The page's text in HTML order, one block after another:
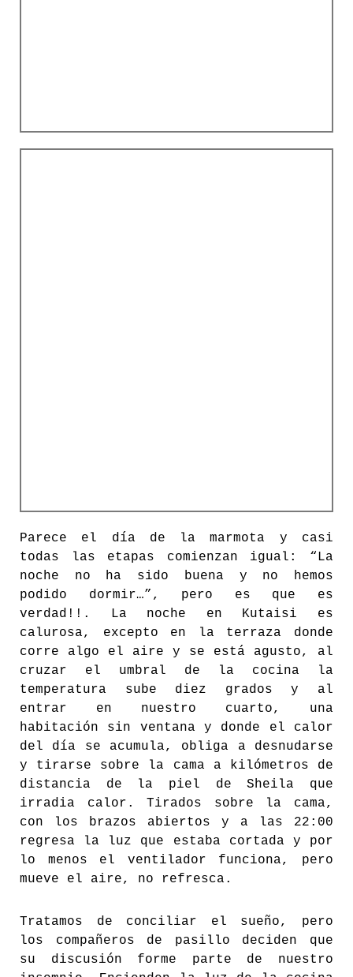
Parece el día de la marmota y casi
todas las etapas comienzan igual: “La
noche no ha sido buena y no hemos
podido dormir…”, pero es que es
verdad!!. La noche en Kutaisi es
calurosa, excepto en la terraza donde
corre algo el aire y se está agusto, al
cruzar el umbral de la cocina la
temperatura sube diez grados y al
entrar en nuestro cuarto, una
habitación sin ventana y donde el calor
del día se acumula, obliga a desnudarse
y tirarse sobre la cama a kilómetros de
distancia de la piel de Sheila que
irradia calor. Tirados sobre la cama,
con los brazos abiertos y a las 22:00
regresa la luz que estaba cortada y por
lo menos el ventilador funciona, pero
mueve el aire, no refresca.
Tratamos de conciliar el sueño, pero
los compañeros de pasillo deciden que
su discusión forme parte de nuestro